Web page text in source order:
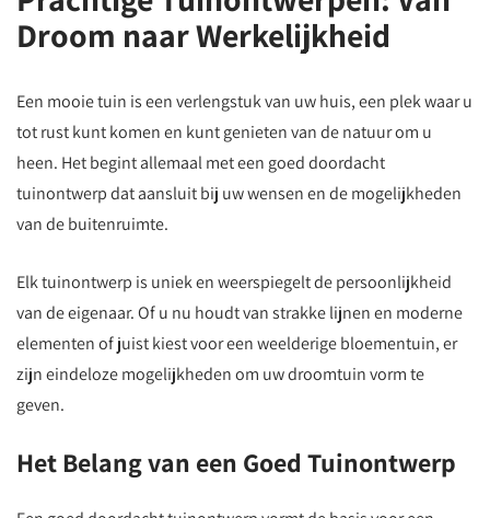
Droom naar Werkelijkheid
Een mooie tuin is een verlengstuk van uw huis, een plek waar u
tot rust kunt komen en kunt genieten van de natuur om u
heen. Het begint allemaal met een goed doordacht
tuinontwerp dat aansluit bij uw wensen en de mogelijkheden
van de buitenruimte.
Elk tuinontwerp is uniek en weerspiegelt de persoonlijkheid
van de eigenaar. Of u nu houdt van strakke lijnen en moderne
elementen of juist kiest voor een weelderige bloementuin, er
zijn eindeloze mogelijkheden om uw droomtuin vorm te
geven.
Het Belang van een Goed Tuinontwerp